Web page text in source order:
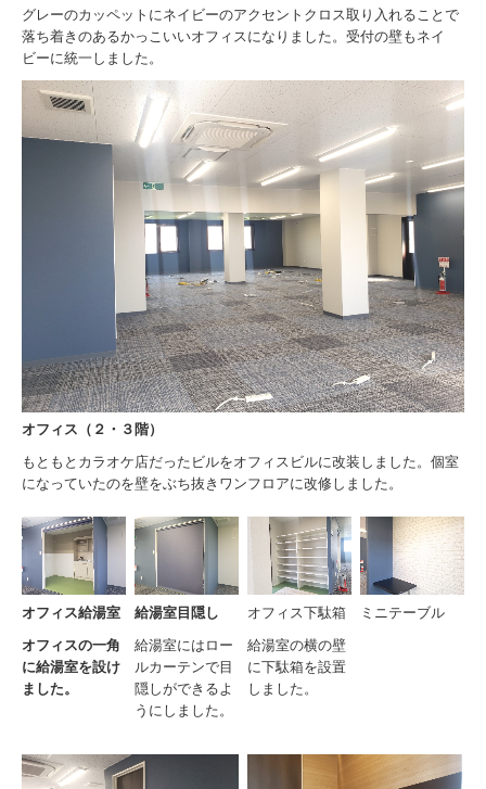
グレーのカッペットにネイビーのアクセントクロス取り入れることで
落ち着きのあるかっこいいオフィスになりました。受付の壁もネイ
ビーに統一しました。
オフィス（２・３階）
もともとカラオケ店だったビルをオフィスビルに改装しました。個室
になっていたのを壁をぶち抜きワンフロアに改修しました。
オフィス給湯室
オフィスの一角
に給湯室を設け
ました。
給湯室目隠し
給湯室にはロー
ルカーテンで目
隠しができるよ
うにしました。
オフィス下駄箱
給湯室の横の壁
に下駄箱を設置
しました。
ミニテーブル